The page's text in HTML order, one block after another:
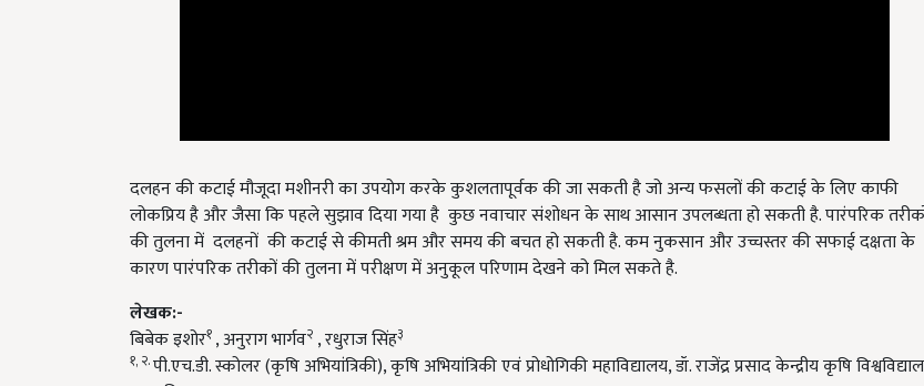
लोकप्रिय है और जैसा कि पहले सुझाव दिया गया है कुछ नवाचार संशोधन के साथ आसान उपलब्धता हो सकती है. पारंपरिक तरीकों
की तुलना में दलहनों की कटाई से कीमती श्रम और समय की बचत हो सकती है. कम नुकसान और उच्चस्तर की सफाई दक्षता के
कारण पारंपरिक तरीकों की तुलना में परीक्षण में अनुकूल परिणाम देखने को मिल सकते है.
बिबेक इशोर
१,२.पी.एच.डी. स्कोलर (कृषि अभियांत्रिकी), कृषि अभियांत्रिकी एवं प्रोधोगिकी महाविद्यालय, डॉ. राजेंद्र प्रसाद केन्द्रीय कृषि विश्वविद्यालय,
पूसा, बिहार